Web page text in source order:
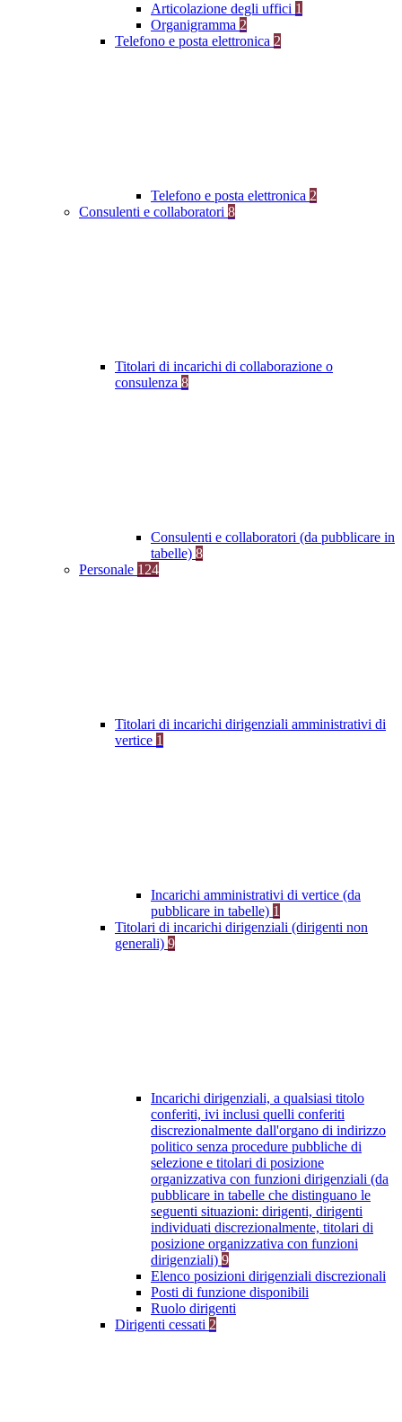
Articolazione degli uffici 1
Organigramma 2
Telefono e posta elettronica 2
Telefono e posta elettronica 2
Consulenti e collaboratori 8
Titolari di incarichi di collaborazione o
consulenza 8
Consulenti e collaboratori (da pubblicare in
tabelle) 8
Personale 124
Titolari di incarichi dirigenziali amministrativi di
vertice 1
Incarichi amministrativi di vertice (da
pubblicare in tabelle) 1
Titolari di incarichi dirigenziali (dirigenti non
generali) 9
Incarichi dirigenziali, a qualsiasi titolo
conferiti, ivi inclusi quelli conferiti
discrezionalmente dall'organo di indirizzo
politico senza procedure pubbliche di
selezione e titolari di posizione
organizzativa con funzioni dirigenziali (da
pubblicare in tabelle che distinguano le
seguenti situazioni: dirigenti, dirigenti
individuati discrezionalmente, titolari di
posizione organizzativa con funzioni
dirigenziali) 9
Elenco posizioni dirigenziali discrezionali
Posti di funzione disponibili
Ruolo dirigenti
Dirigenti cessati 2